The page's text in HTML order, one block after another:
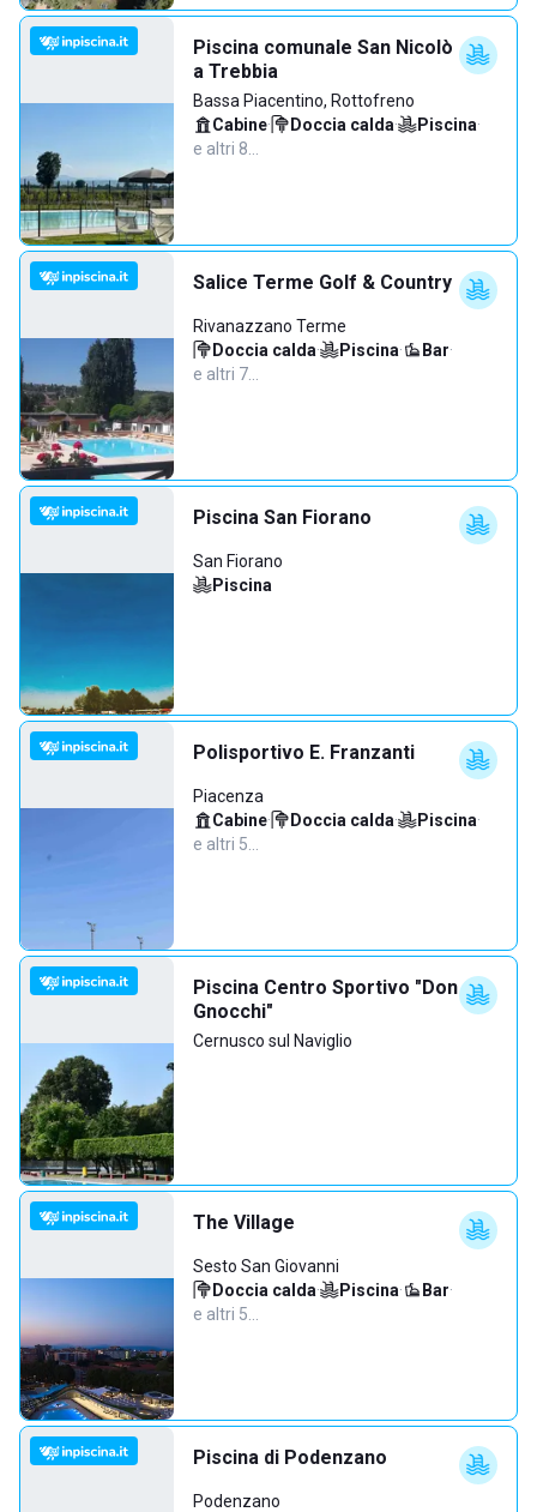
Piscina comunale San Nicolò
a Trebbia
Bassa Piacentino, Rottofreno
Cabine· Doccia calda· Piscina·
e altri 8…
Salice Terme Golf & Country
Rivanazzano Terme
Doccia calda· Piscina· Bar·
e altri 7…
Piscina San Fiorano
San Fiorano
Piscina
Polisportivo E. Franzanti
Piacenza
Cabine· Doccia calda· Piscina·
e altri 5…
Piscina Centro Sportivo "Don
Gnocchi"
Cernusco sul Naviglio
The Village
Sesto San Giovanni
Doccia calda· Piscina· Bar·
e altri 5…
Piscina di Podenzano
Podenzano